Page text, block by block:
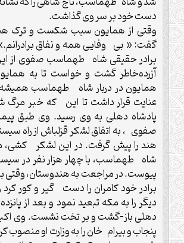
دست خود بر سر وی گذاشت.
وقتی از همایون سبب شکست و ترک
گفت: « بی وفایی همه و نفاق برادرانم.»
برادر حقیقی شاه طهماسب صفوی
آزرده‌خاطر گشت و خواست تا به
همایون در دربار شاه طهماسب
عنایت قرار داشت تا این که خبر مرگ
پادشاه دهلی به وی رسید. وی طبق
صفوی ، به اتفاق لشکر قزلباش از راه
هند را پیش گرفت. در این لشکر کشی،
شاه طهماسب، با چهار هزار نفر در
پیوست. در مراجعت به هندوستان، وقتی
برادر خود کامران را دست گیر و کور
دیگر را به مکه تبعید نمود و بعد از
دهلی باز-گشت و بر تخت نشست. وی
پنجاب و بیرام خان را به وزارت او منصوب